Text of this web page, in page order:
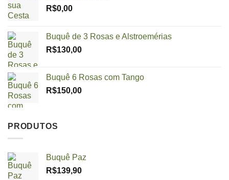
R$0,00
Buquê de 3 Rosas e Alstroemérias
R$130,00
Buquê 6 Rosas com Tango
R$150,00
PRODUTOS
Buquê Paz
R$139,90